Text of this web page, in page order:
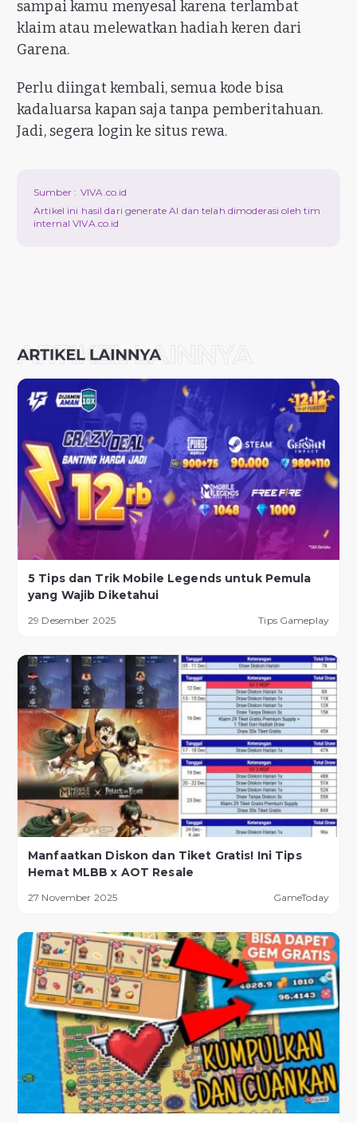
sampai kamu menyesal karena terlambat
klaim atau melewatkan hadiah keren dari
Garena.
Perlu diingat kembali, semua kode bisa
kadaluarsa kapan saja tanpa pemberitahuan.
Jadi, segera login ke situs rewa.
Sumber : VIVA.co.id
Artikel ini hasil dari generate AI dan telah dimoderasi oleh tim
internal VIVA.co.id
5 Tips dan Trik Mobile Legends untuk Pemula
yang Wajib Diketahui
29 Desember 2025 Tips Gameplay
Manfaatkan Diskon dan Tiket Gratis! Ini Tips
Hemat MLBB x AOT Resale
27 November 2025 GameToday